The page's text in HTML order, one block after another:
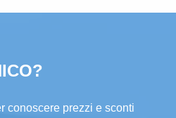
conoscere prezzi e sconti